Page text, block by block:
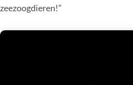
zeezoogdieren!”